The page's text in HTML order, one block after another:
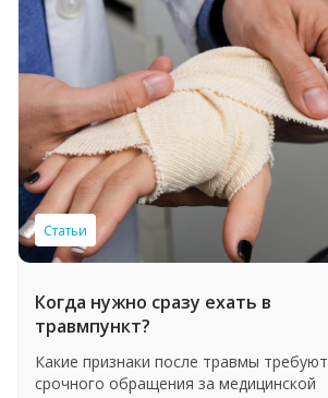
Статьи
Когда нужно сразу ехать в
травмпункт?
Какие признаки после травмы требуют
срочного обращения за медицинской